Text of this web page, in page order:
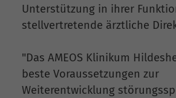
Unterstützung in ihrer
stellvertretende ärztliche
"Das AMEOS Klinikum
beste Voraussetzungen zur
Weiterentwicklung